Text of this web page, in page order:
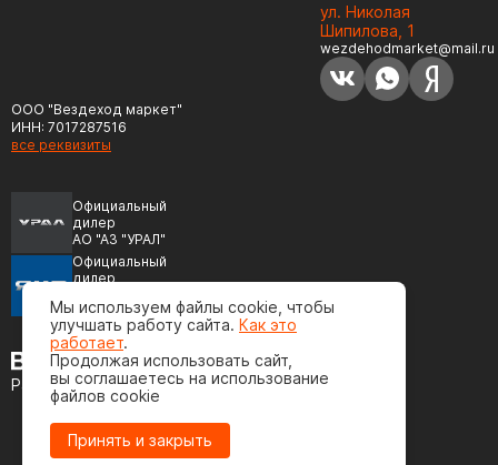
ООО "Вездеход маркет"
ИНН: 7017287516
все реквизиты
Официальный
дилер
АО "АЗ "УРАЛ"
Официальный
дилер
(ЯМЗ)
Разработка сайта
ул. Николая
Шипилова, 1
wezdehodmarket@mail.ru
Мы используем файлы cookie, чтобы
улучшать работу сайта. Как это
работает.
Продолжая использовать сайт,
вы соглашаетесь на использование
файлов cookie
Принять и закрыть